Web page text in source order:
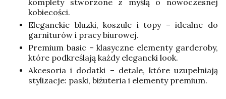
kobiecości.
Eleganckie bluzki, koszule i topy – idealne do
garniturów i pracy biurowej.
Premium basic – klasyczne elementy garderoby,
które podkreślają każdy elegancki look.
Akcesoria i dodatki – detale, które uzupełniają
stylizacje: paski, biżuteria i elementy premium.